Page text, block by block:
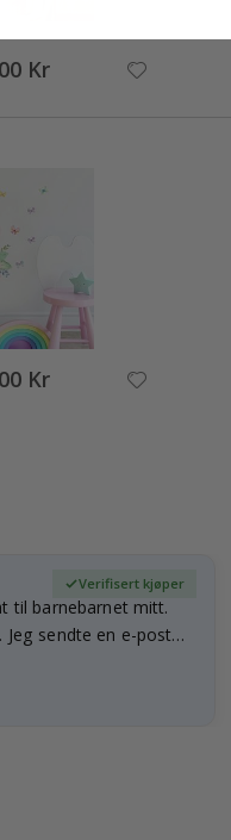
Kr
Kr
til barnebarnet mitt.
Jeg sendte en e-post…
Verifisert kjøper